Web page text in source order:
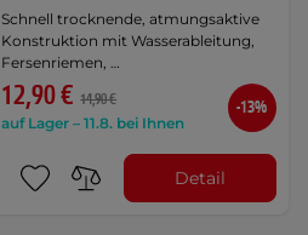
Schnell trocknende, atmungsaktive
Konstruktion mit Wasserableitung,
Fersenriemen, …
12,90 € 14,90 €
auf Lager – 11.8. bei Ihnen
-13%
Detail